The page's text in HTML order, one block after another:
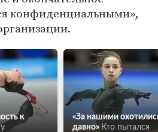
конфиденциальными»,
к
«За нашими
давно» Кто пытался